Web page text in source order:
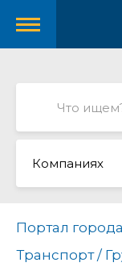
Компаниях
Портал города
Транспорт /